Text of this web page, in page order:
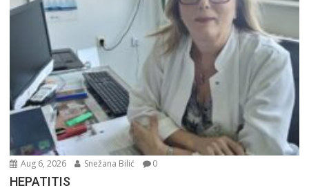
Aug 6, 2026 Snežana Bilić 0
HEPATITIS